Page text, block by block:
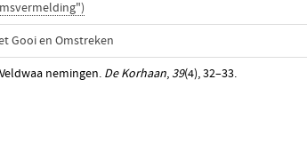
Gooi en Omstreken
nemingen. De Korhaan, 39(4), 32–33.